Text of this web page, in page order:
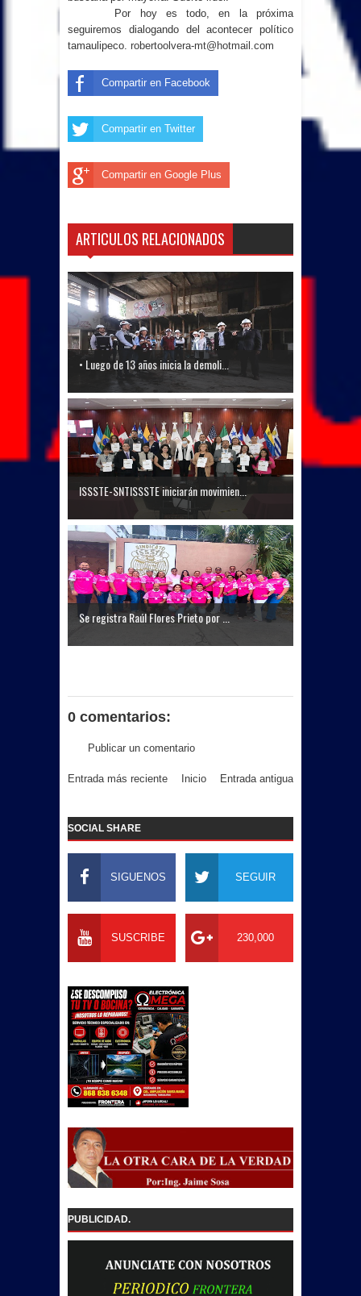
Por hoy es todo, en la próxima
seguiremos dialogando del acontecer político
tamaulipeco. robertoolvera-mt@hotmail.com
Compartir en Facebook
Compartir en Twitter
Compartir en Google Plus
ARTICULOS RELACIONADOS
• Luego de 13 años inicia la demoli...
ISSSTE-SNTISSSTE iniciarán movimien...
Se registra Raúl Flores Prieto por ...
0 comentarios:
Publicar un comentario
Entrada más reciente Entrada antigua
Inicio
SOCIAL SHARE
SIGUENOS SEGUIR
SUSCRIBE 230,000
PUBLICIDAD.